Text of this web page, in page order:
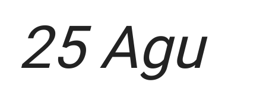
25 Agu